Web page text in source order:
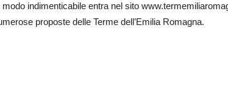
indimenticabile entra nel sito
proposte delle Terme dell’Emilia Romagna.